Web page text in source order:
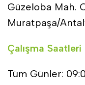
Güzeloba Mah.
Muratpaşa/
Çalışma Saatleri
Tüm Günler: